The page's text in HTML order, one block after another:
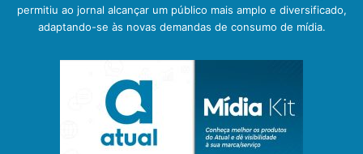
permitiu ao jornal alcançar um público mais amplo e diversificado,
adaptando-se às novas demandas de consumo de mídia.